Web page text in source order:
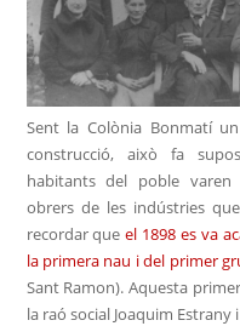
Sent la Colònia Bonmatí
construcció, això fa
habitants del poble
obrers de les indústries
recordar queel 1898 es va
la primera nau i del primer
Sant Ramon). Aquesta
la raó social Joaquim Estrany